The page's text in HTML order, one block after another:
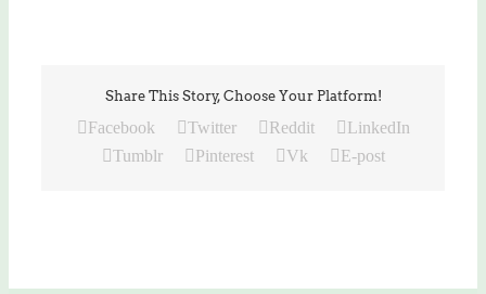
Share This Story, Choose Your Platform!
Facebook Twitter Reddit
LinkedIn
Tumblr
Pinterest Vk E-post